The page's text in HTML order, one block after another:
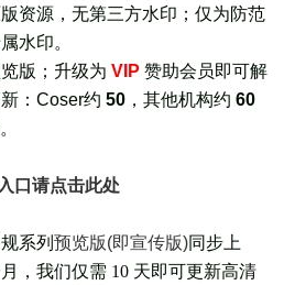
资源，无第三方水印；仅为防范
水印。
版 ； 升级为 VIP 赞助会员即可解
： Coser约 50 ，其他机构约 60
。
口请点击此处
系列 预览版(即宣传版)同步上
，我们仅需 10 天即可更新高清